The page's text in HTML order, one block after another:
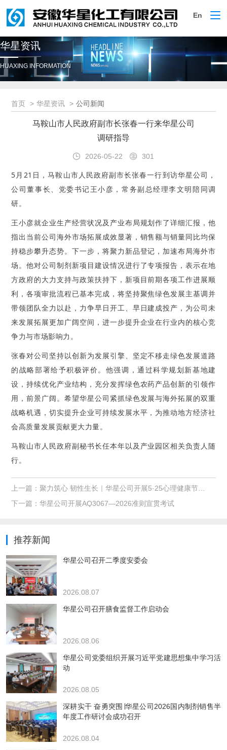
切
航
En
华星资讯
HUAXING INFORMATION
首页 华星资讯 公司新闻
马鞍山市人民政府副市长张春一行来华星公司
调研指导
2026-05-22 301
5月21日，马鞍山市人民政府副市长张春一行到访华星公司，
公司董事长、党委书记王小彦，常务副总经理李文明陪同调
研。
王小彦就企业生产经营状况及产业布局规划作了详细汇报，他
指出当前公司海外市场拓展成效显著，销售额与销量同比均保
持稳步攀升态势。下一步，将聚力新品登记，加速布局海外市
场。他对公司制剂新项目建设情况进行了专项报告，表示在地
方政府的大力支持与政策扶持下，新项目前期各项工作进展顺
利，各项审批流程已基本完成，将坚持聚焦绿色发展主基调并
带领团队全力以赴，力争早日开工、早日建成投产，为公司未
来发展拓展更加广阔空间，进一步提升企业在行业内的核心竞
争力与市场影响力。
张春对公司坚持以创新为发展引擎、坚定不移走绿色发展道路
的战略部署给予积极评价。他强调，通过科学规划新基地建
设，持续优化产业结构，充分发挥绿色农药产品创新的引领作
用，前景广阔。希望华星公司紧抓绿色发展与海外拓展的双重
战略机遇，切实提升企业可持续发展水平，为推动地方经济社
会高质量发展贡献更大力量。
马鞍山市人民政府副秘书长任本年以及产业园区相关负责人随
行。
上一篇：聚力筑心 韧性生长｜华星公司开展5·25心理健康节活动
下一篇：华星公司开展AQ3067—2026准则宣贯考试
推荐新闻
华星公司召开二季度安委会
2026.08.07
华星公司召开膳食监督工作启动会
2026.08.06
华星公司党委组织开展习近平党建思想集中学习活
动
2026.08.05
深耕实干 奋勇突围∣华星公司2026国内制剂销售半
年度工作研讨会成功召开
2026.08.04